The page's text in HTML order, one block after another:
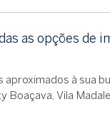
as opções de
aproximados à sua
Boaçava, Vila